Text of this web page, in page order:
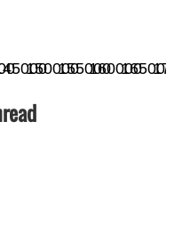
150000155000160000165000